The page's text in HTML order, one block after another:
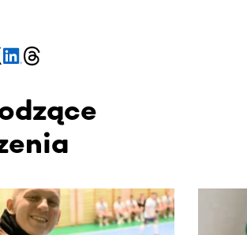
treści przewijane w poziomie. Użyj